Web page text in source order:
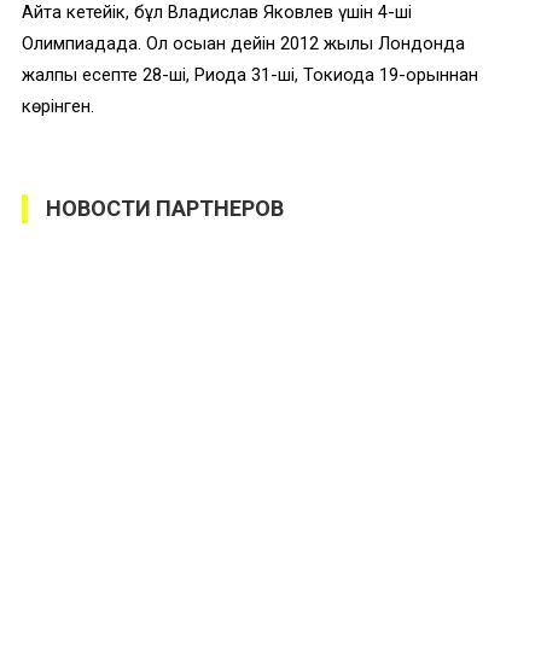
Айта кетейік, бұл Владислав Яковлев үшін 4-ші
Олимпиадада. Ол осыған дейін 2012 жылы Лондонда
жалпы есепте 28-ші, Риода 31-ші, Токиода 19-орыннан
көрінген.
НОВОСТИ ПАРТНЕРОВ